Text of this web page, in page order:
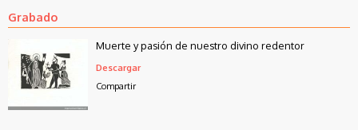
Grabado
Muerte y pasión de nuestro divino redentor
Descargar
Compartir